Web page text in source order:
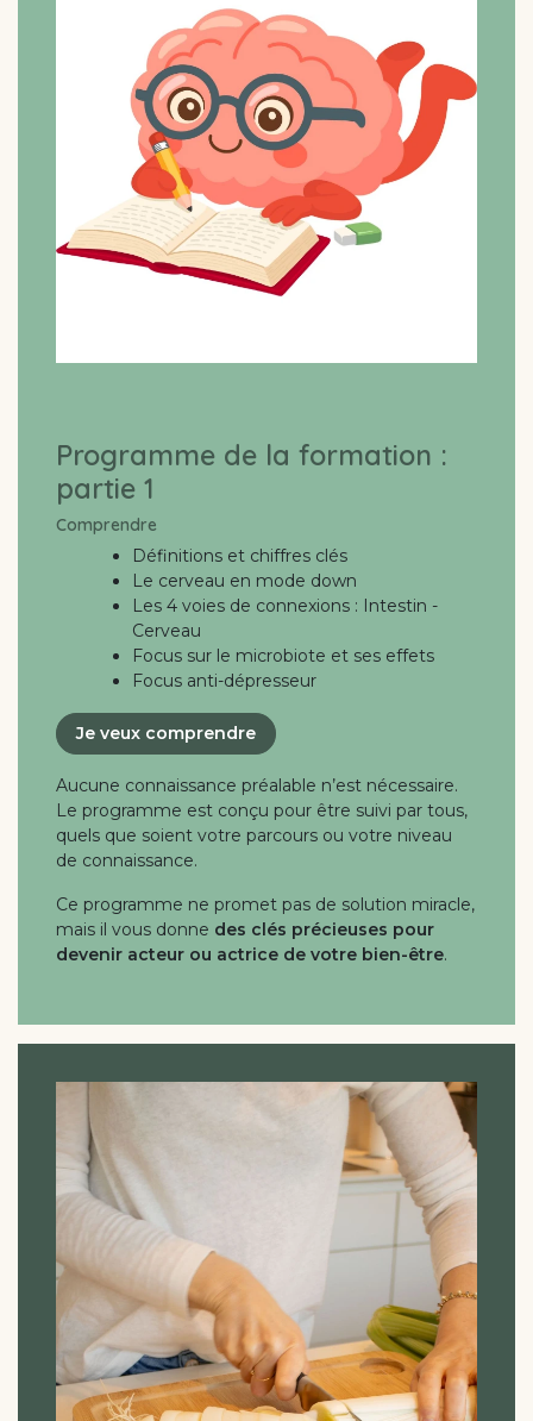
Programme de la formation :
partie 1
Comprendre
Définitions et chiffres clés
Le cerveau en mode down
Les 4 voies de connexions : Intestin -
Cerveau
Focus sur le microbiote et ses effets
Focus anti-dépresseur
Je veux comprendre
Aucune connaissance préalable n’est nécessaire.
Le programme est conçu pour être suivi par tous,
quels que soient votre parcours ou votre niveau
de connaissance.
Ce programme ne promet pas de solution miracle,
mais il vous donne des clés précieuses pour
devenir acteur ou actrice de votre bien-être.